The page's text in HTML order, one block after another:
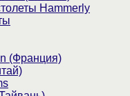
Hammerly
(Франция)